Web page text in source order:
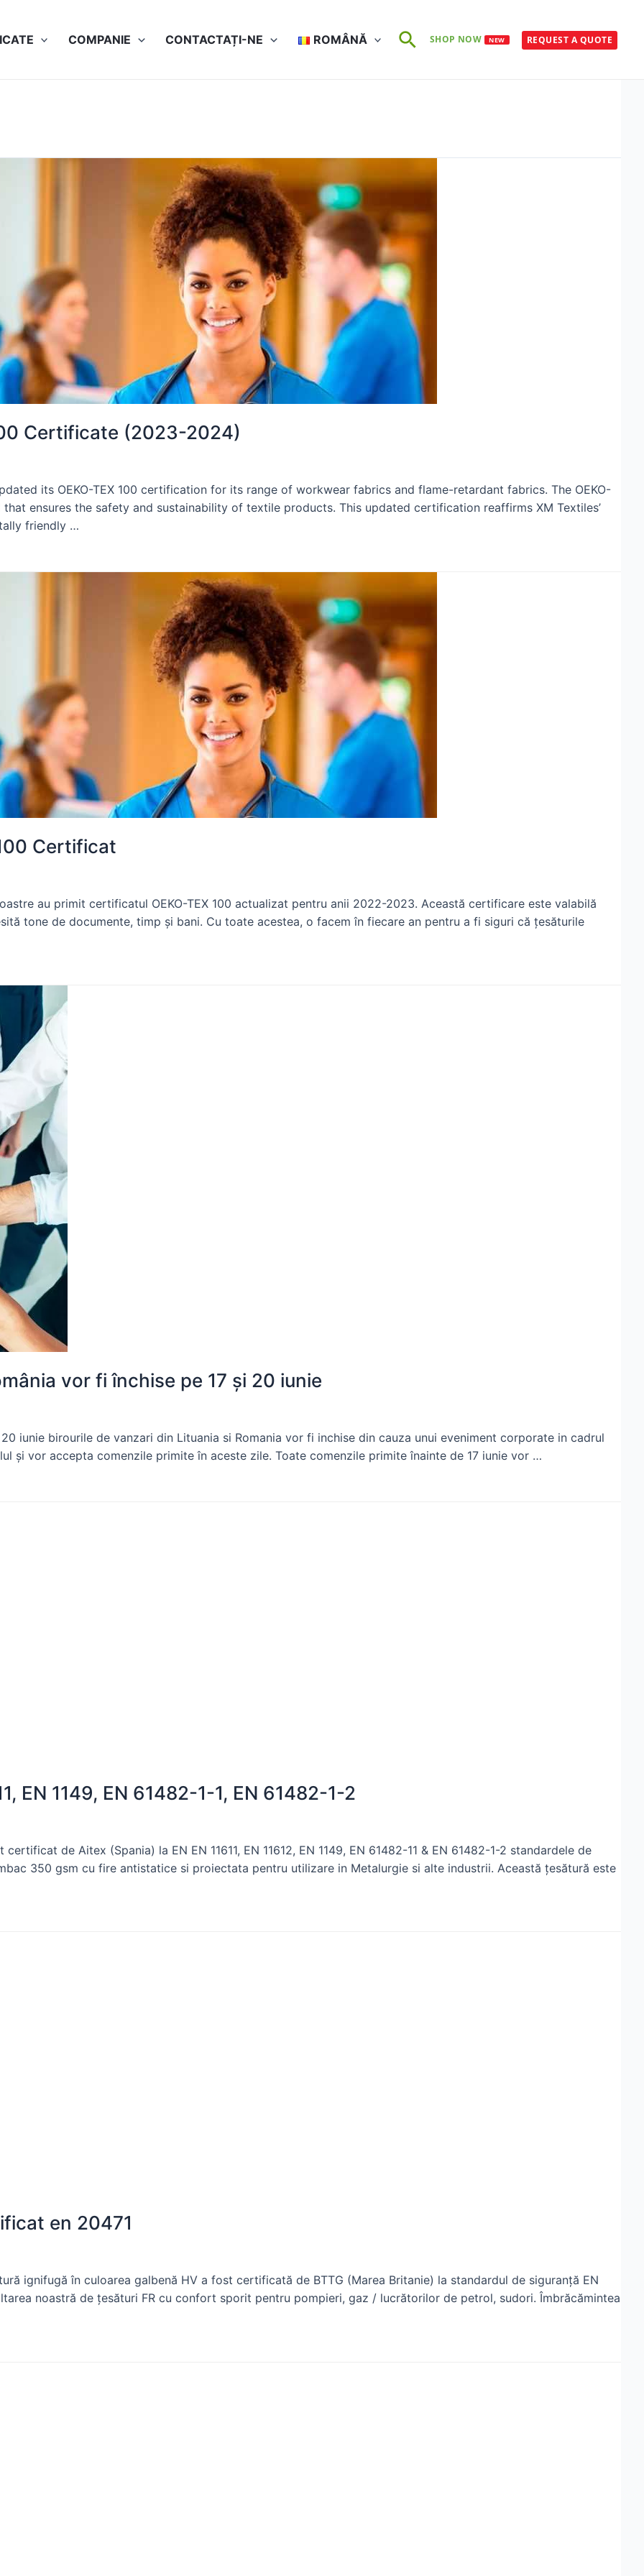
COMPANIE CONTACTAȚI-NE ROMÂNĂ SearchSHOP NOW NEW REQUEST A QUOTE
Certificate (2023-2024)
its OEKO-TEX 100 certification for its range of workwear fabrics and flame-retardant fabrics. The OEKO-
ensures the safety and sustainability of textile products. This updated certification reaffirms XM Textiles’
friendly …
Certificat
au primit certificatul OEKO-TEX 100 actualizat pentru anii 2022-2023. Această certificare este valabilă
tone de documente, timp și bani. Cu toate acestea, o facem în fiecare an pentru a fi siguri că țesăturile
vor fi închise pe 17 și 20 iunie
iunie birourile de vanzari din Lituania si Romania vor fi inchise din cauza unui eveniment corporate in cadrul
și vor accepta comenzile primite în aceste zile. Toate comenzile primite înainte de 17 iunie vor …
EN 1149, EN 61482-1-1, EN 61482-1-2
de Aitex (Spania) la EN EN 11611, EN 11612, EN 1149, EN 61482-11 & EN 61482-1-2 standardele de
350 gsm cu fire antistatice si proiectata pentru utilizare in Metalurgie si alte industrii. Această țesătură este
en 20471
ignifugă în culoarea galbenă HV a fost certificată de BTTG (Marea Britanie) la standardul de siguranță EN
noastră de țesături FR cu confort sporit pentru pompieri, gaz / lucrătorilor de petrol, sudori. Îmbrăcămintea